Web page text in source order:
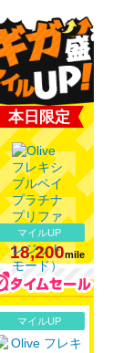
本日限定
マイルUP
18,200mile
マイルUP